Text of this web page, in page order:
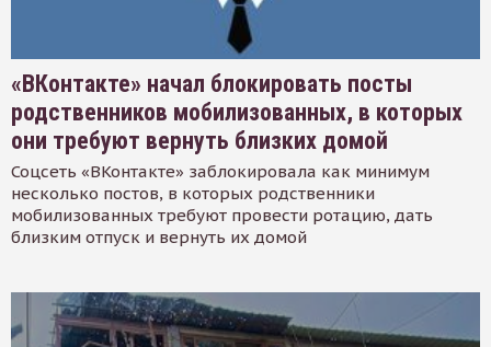
«ВКонтакте» начал блокировать посты
родственников мобилизованных, в которых
они требуют вернуть близких домой
Соцсеть «ВКонтакте» заблокировала как минимум
несколько постов, в которых родственники
мобилизованных требуют провести ротацию, дать
близким отпуск и вернуть их домой